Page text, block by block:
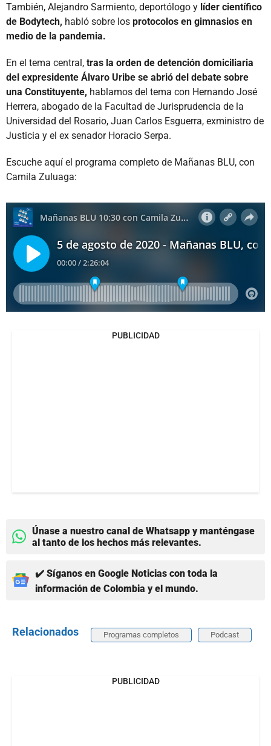
También, Alejandro Sarmiento, deportólogo y líder científico
de Bodytech, habló sobre los protocolos en gimnasios en
medio de la pandemia.
En el tema central, tras la orden de detención domiciliaria
del expresidente Álvaro Uribe se abrió del debate sobre
una Constituyente, hablamos del tema con Hernando José
Herrera, abogado de la Facultad de Jurisprudencia de la
Universidad del Rosario, Juan Carlos Esguerra, exministro de
Justicia y el ex senador Horacio Serpa.
Escuche aquí el programa completo de Mañanas BLU, con
Camila Zuluaga:
PUBLICIDAD
Únase a nuestro canal de Whatsapp y manténgase
al tanto de los hechos más relevantes.
✔️ Síganos en Google Noticias con toda la
información de Colombia y el mundo.
Relacionados Programas completos Podcast
PUBLICIDAD